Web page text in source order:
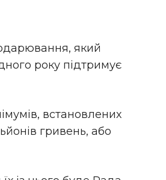
який
року підтримує
встановлених
гривень, або